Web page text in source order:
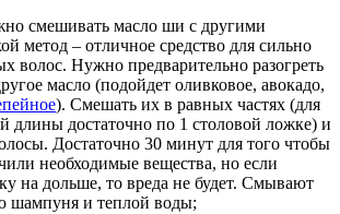
смешивать масло ши с другими
метод – отличное средство для сильно
волос. Нужно предварительно разогреть
масло (подойдет оливковое, авокадо,
). Смешать их в равных частях (для
длины достаточно по 1 столовой ложке) и
Достаточно 30 минут для того чтобы
необходимые вещества, но если
на дольше, то вреда не будет. Смывают
шампуня и теплой воды;